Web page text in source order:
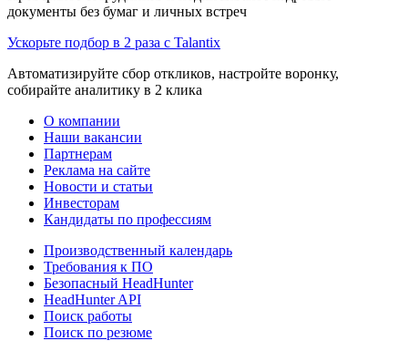
документы без бумаг и личных встреч
Ускорьте подбор в 2 раза с Talantix
Автоматизируйте сбор откликов, настройте воронку,
собирайте аналитику в 2 клика
О компании
Наши вакансии
Партнерам
Реклама на сайте
Новости и статьи
Инвесторам
Кандидаты по профессиям
Производственный календарь
Требования к ПО
Безопасный HeadHunter
HeadHunter API
Поиск работы
Поиск по резюме